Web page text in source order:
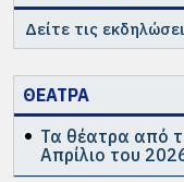
Δείτε τις
ΘΕΑΤΡΑ
Τα θέατρα από
Απρίλιο του